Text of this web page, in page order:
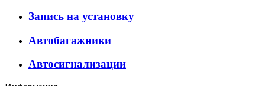
Запись на установку
Автобагажники
Автосигнализации